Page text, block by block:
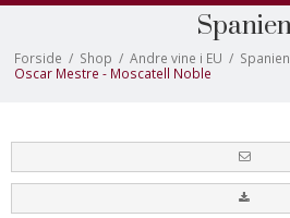
Forside / Shop / Andre vine i EU / Spanien
Oscar Mestre - Moscatell Noble